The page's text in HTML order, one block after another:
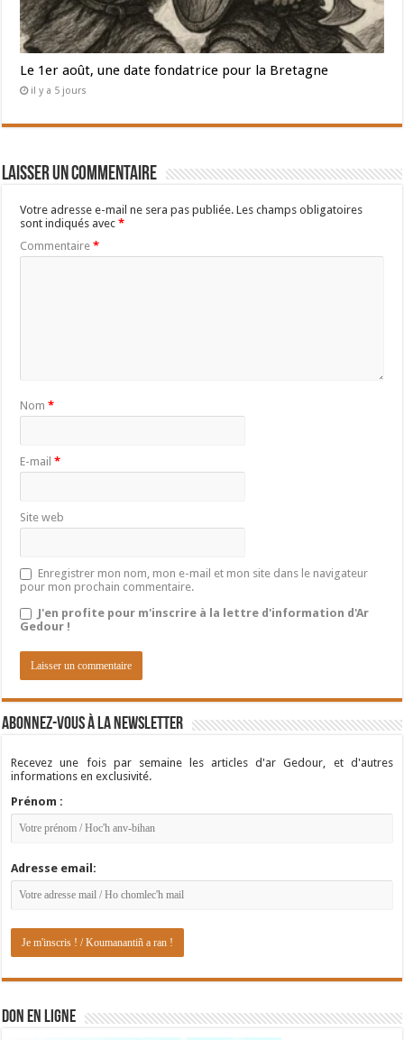
Le 1er août, une date fondatrice pour la Bretagne
il y a 5 jours
Laisser un commentaire
Votre adresse e-mail ne sera pas publiée. Les champs obligatoires
sont indiqués avec*
Commentaire*
Nom*
E-mail*
Site web
Enregistrer mon nom, mon e-mail et mon site dans le navigateur
pour mon prochain commentaire.
J'en profite pour m'inscrire à la lettre d'information d'Ar
Gedour !
Abonnez-vous à la newsletter
Recevez une fois par semaine les articles d'ar Gedour, et d'autres
informations en exclusivité.
Prénom :
Adresse email:
DON EN LIGNE